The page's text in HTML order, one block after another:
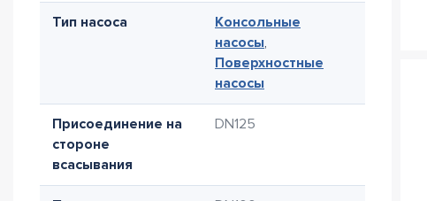
Тип насоса
Консольные
насосы,
Поверхностные
насосы
Присоединение на
стороне
всасывания
DN125